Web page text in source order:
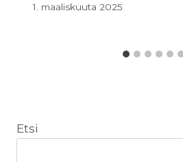
1. maaliskuuta 2025
Etsi